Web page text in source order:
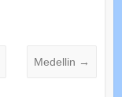
Medellin →